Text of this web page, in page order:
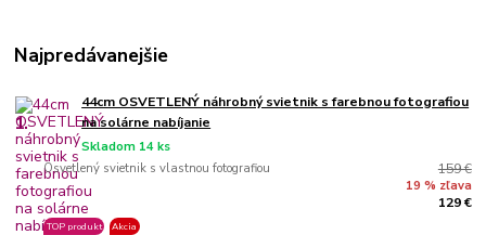
Najpredávanejšie
1.
44cm OSVETLENÝ náhrobný svietnik s farebnou fotografiou
na solárne nabíjanie
Osvetlený svietnik s vlastnou fotografiou
Skladom 14 ks
TOP produkt Akcia
159 €
19 % zľava
129 €